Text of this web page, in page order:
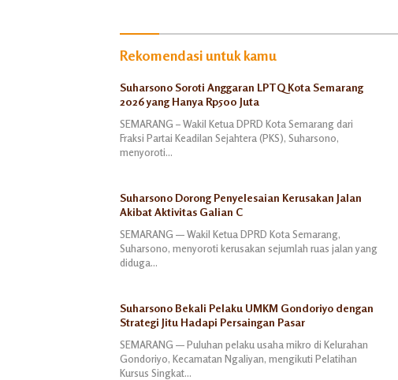
Rekomendasi untuk kamu
Suharsono Soroti Anggaran LPTQ Kota Semarang
2026 yang Hanya Rp500 Juta
SEMARANG – Wakil Ketua DPRD Kota Semarang dari
Fraksi Partai Keadilan Sejahtera (PKS), Suharsono,
menyoroti…
Suharsono Dorong Penyelesaian Kerusakan Jalan
Akibat Aktivitas Galian C
SEMARANG — Wakil Ketua DPRD Kota Semarang,
Suharsono, menyoroti kerusakan sejumlah ruas jalan yang
diduga…
Suharsono Bekali Pelaku UMKM Gondoriyo dengan
Strategi Jitu Hadapi Persaingan Pasar
SEMARANG — Puluhan pelaku usaha mikro di Kelurahan
Gondoriyo, Kecamatan Ngaliyan, mengikuti Pelatihan
Kursus Singkat…